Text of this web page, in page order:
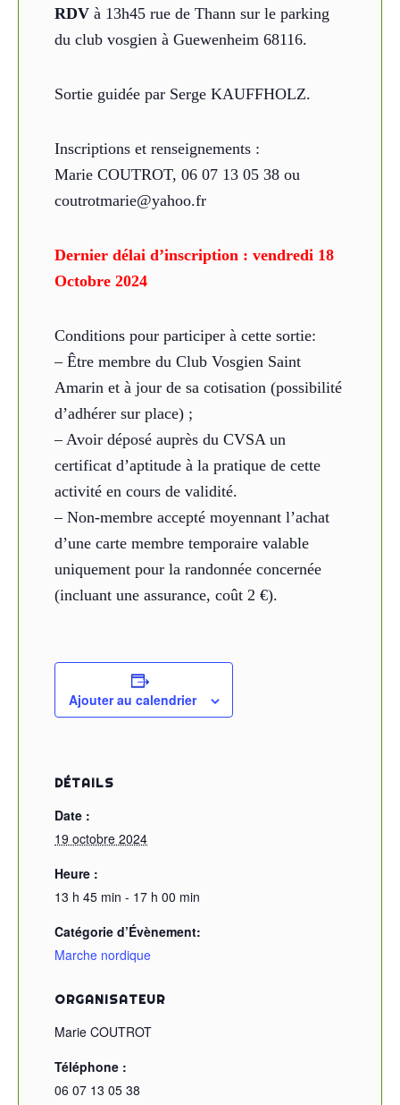
RDV à 13h45 rue de Thann sur le parking
du club vosgien à Guewenheim 68116.
Sortie guidée par Serge KAUFFHOLZ.
Inscriptions et renseignements :
Marie COUTROT, 06 07 13 05 38 ou
coutrotmarie@yahoo.fr
Dernier délai d’inscription : vendredi 18
Octobre 2024
Conditions pour participer à cette sortie:
– Être membre du Club Vosgien Saint
Amarin et à jour de sa cotisation (possibilité
d’adhérer sur place) ;
– Avoir déposé auprès du CVSA un
certificat d’aptitude à la pratique de cette
activité en cours de validité.
– Non-membre accepté moyennant l’achat
d’une carte membre temporaire valable
uniquement pour la randonnée concernée
(incluant une assurance, coût 2 €).
Ajouter au calendrier
DÉTAILS
Date :
19 octobre 2024
Heure :
13 h 45 min - 17 h 00 min
Catégorie d’Évènement:
Marche nordique
ORGANISATEUR
Marie COUTROT
Téléphone :
06 07 13 05 38